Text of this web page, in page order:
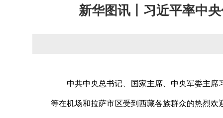
新华图讯丨习近平率中
中共中央总书记、国家主席、中央军委主
等在机场和拉萨市区受到西藏各族群众的热烈